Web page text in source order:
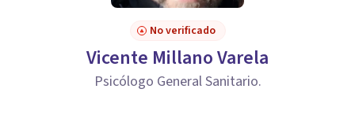
No verificado
Vicente Millano Varela
Psicólogo General Sanitario.